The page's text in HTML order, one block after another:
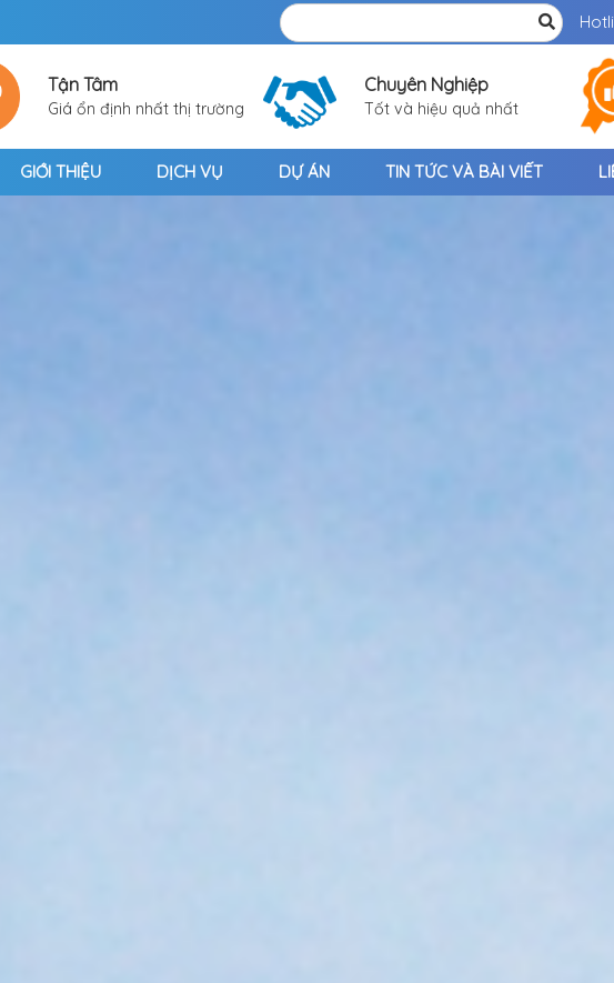
Tận Tâm
Giá ổn định nhất thị trường
Chuyên Nghiệp
Tốt và hiệu quả nhất
GIỚI THIỆU DỊCH VỤ DỰ ÁN TIN TỨC VÀ BÀI VIẾT